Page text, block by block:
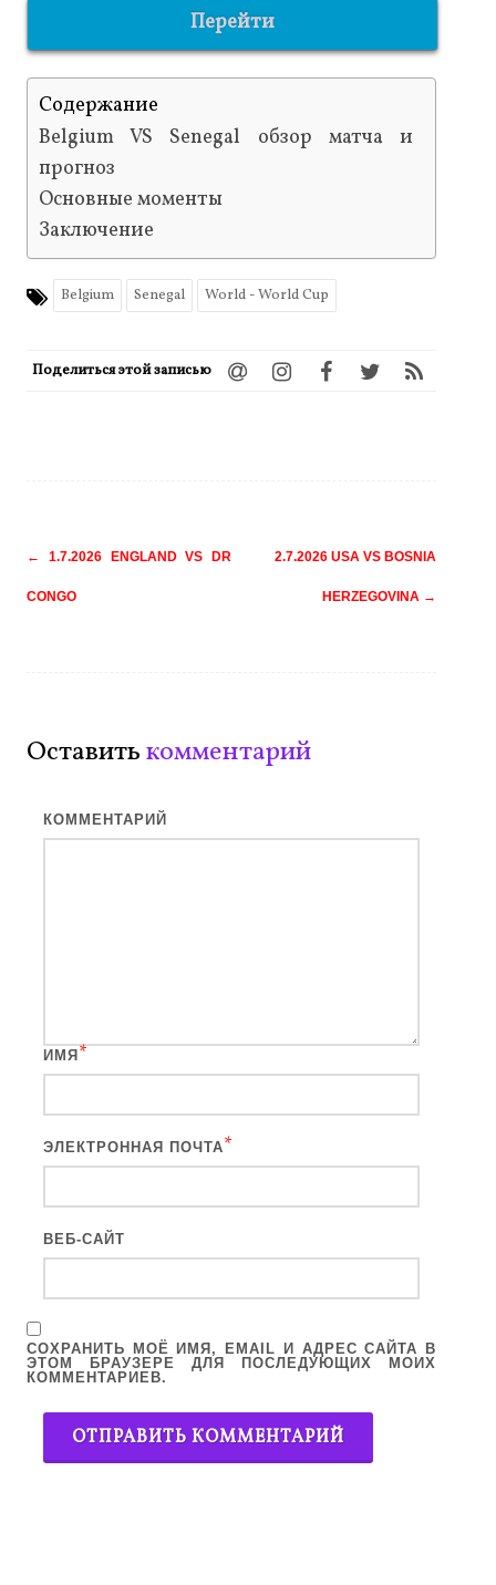
Перейти
Содержание
Belgium VS Senegal обзор матча и
прогноз
Основные моменты
Заключение
Belgium Senegal World - World Cup
Поделиться этой записью
Навигация
← 1.7.2026 ENGLAND VS DR
CONGO
2.7.2026 USA VS BOSNIA
HERZEGOVINA →
Оставитькомментарий
КОММЕНТАРИЙ
ИМЯ *
ЭЛЕКТРОННАЯ ПОЧТА*
ВЕБ-САЙТ
СОХРАНИТЬ МОЁ ИМЯ, EMAIL И АДРЕС САЙТА В
ЭТОМ БРАУЗЕРЕ ДЛЯ ПОСЛЕДУЮЩИХ МОИХ
КОММЕНТАРИЕВ.